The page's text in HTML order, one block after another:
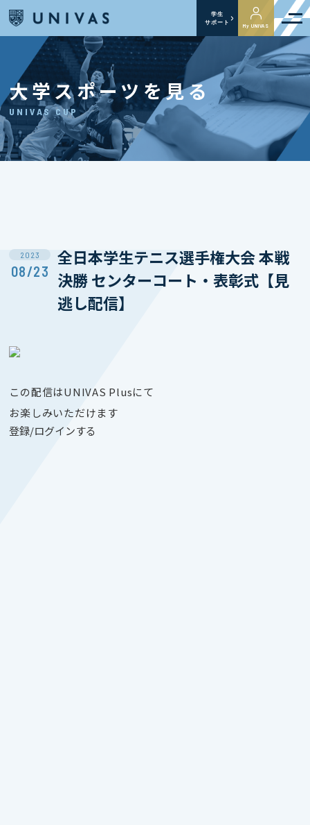
学生
サポート
My UNIVAS
大学スポーツを見る
UNIVAS CUP
2023
08/23
全日本学生テニス選手権大会 本戦
決勝 センターコート・表彰式【見
逃し配信】
この配信はUNIVAS Plusにて
お楽しみいただけます
登録/ログインする